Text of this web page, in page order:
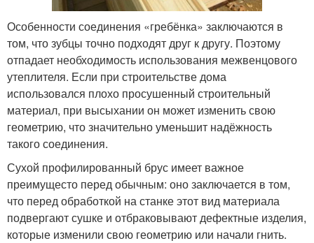
Особенности соединения «гребёнка» заключаются в
том, что зубцы точно подходят друг к другу. Поэтому
отпадает необходимость использования межвенцового
утеплителя. Если при строительстве дома
использовался плохо просушенный строительный
материал, при высыхании он может изменить свою
геометрию, что значительно уменьшит надёжность
такого соединения.
Сухой профилированный брус имеет важное
преимущесто перед обычным: оно заключается в том,
что перед обработкой на станке этот вид материала
подвергают сушке и отбраковывают дефектные изделия,
которые изменили свою геометрию или начали гнить.